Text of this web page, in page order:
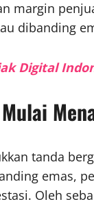
margin
dibanding
Digital
tanda
emas,
Oleh